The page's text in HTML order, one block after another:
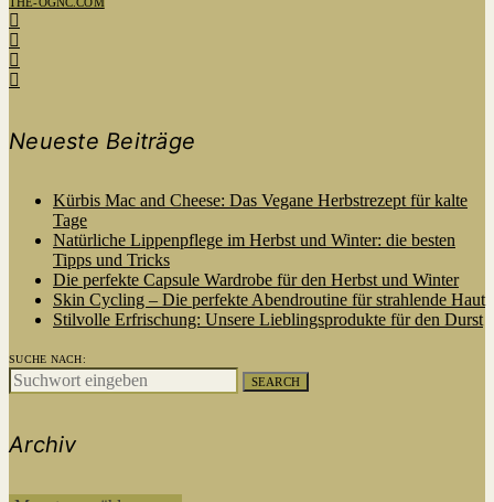
THE-OGNC.COM
Neueste Beiträge
Kürbis Mac and Cheese: Das Vegane Herbstrezept für kalte
Tage
Natürliche Lippenpflege im Herbst und Winter: die besten
Tipps und Tricks
Die perfekte Capsule Wardrobe für den Herbst und Winter
Skin Cycling – Die perfekte Abendroutine für strahlende Haut
Stilvolle Erfrischung: Unsere Lieblingsprodukte für den Durst
SUCHE NACH:
SEARCH
Archiv
ARCHIV